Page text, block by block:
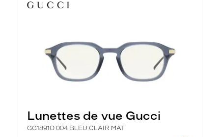
Lunettes de vue Gucci
GG1891O 004 BLEU CLAIR MAT